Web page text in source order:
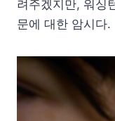
려주겠지만, 워싱
문에 대한 암시다.